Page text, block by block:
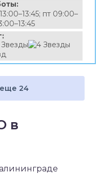
пт 09:00–
еще 24
в